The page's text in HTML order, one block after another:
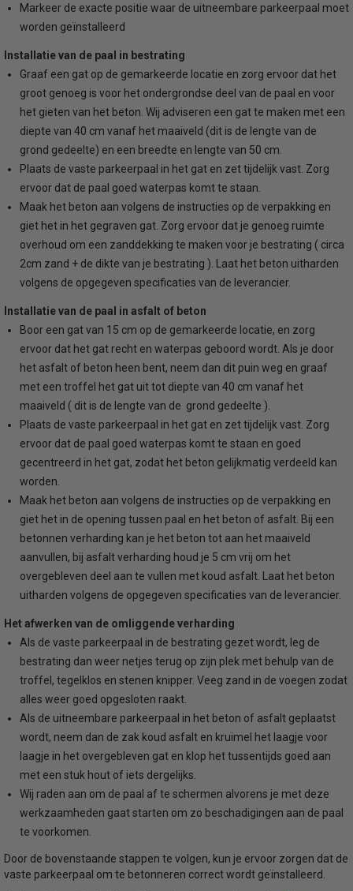
Markeer de exacte positie waar de uitneembare parkeerpaal moet
worden geïnstalleerd
Installatie van de paal in bestrating
Graaf een gat op de gemarkeerde locatie en zorg ervoor dat het
groot genoeg is voor het ondergrondse deel van de paal en voor
het gieten van het beton. Wij adviseren een gat te maken met een
diepte van 40 cm vanaf het maaiveld (dit is de lengte van de
grond gedeelte) en een breedte en lengte van 50 cm.
Plaats de vaste parkeerpaal in het gat en zet tijdelijk vast. Zorg
ervoor dat de paal goed waterpas komt te staan.
Maak het beton aan volgens de instructies op de verpakking en
giet het in het gegraven gat. Zorg ervoor dat je genoeg ruimte
overhoud om een zanddekking te maken voor je bestrating ( circa
2cm zand + de dikte van je bestrating ). Laat het beton uitharden
volgens de opgegeven specificaties van de leverancier.
Installatie van de paal in asfalt of beton
Boor een gat van 15 cm op de gemarkeerde locatie, en zorg
ervoor dat het gat recht en waterpas geboord wordt. Als je door
het asfalt of beton heen bent, neem dan dit puin weg en graaf
met een troffel het gat uit tot diepte van 40 cm vanaf het
maaiveld ( dit is de lengte van de grond gedeelte ).
Plaats de vaste parkeerpaal in het gat en zet tijdelijk vast. Zorg
ervoor dat de paal goed waterpas komt te staan en goed
gecentreerd in het gat, zodat het beton gelijkmatig verdeeld kan
worden.
Maak het beton aan volgens de instructies op de verpakking en
giet het in de opening tussen paal en het beton of asfalt. Bij een
betonnen verharding kan je het beton tot aan het maaiveld
aanvullen, bij asfalt verharding houd je 5 cm vrij om het
overgebleven deel aan te vullen met koud asfalt. Laat het beton
uitharden volgens de opgegeven specificaties van de leverancier.
Het afwerken van de omliggende verharding
Als de vaste parkeerpaal in de bestrating gezet wordt, leg de
bestrating dan weer netjes terug op zijn plek met behulp van de
troffel, tegelklos en stenen knipper. Veeg zand in de voegen zodat
alles weer goed opgesloten raakt.
Als de uitneembare parkeerpaal in het beton of asfalt geplaatst
wordt, neem dan de zak koud asfalt en kruimel het laagje voor
laagje in het overgebleven gat en klop het tussentijds goed aan
met een stuk hout of iets dergelijks.
Wij raden aan om de paal af te schermen alvorens je met deze
werkzaamheden gaat starten om zo beschadigingen aan de paal
te voorkomen.
Door de bovenstaande stappen te volgen, kun je ervoor zorgen dat de
vaste parkeerpaal om te betonneren correct wordt geïnstalleerd.